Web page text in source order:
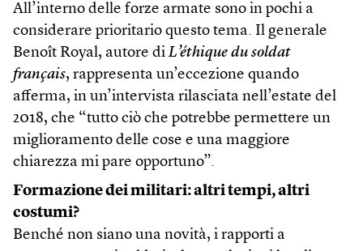
All’interno delle forze armate sono in pochi a
considerare prioritario questo tema. Il generale
Benoît Royal, autore di L’éthique du soldat
français, rappresenta un’eccezione quando
afferma, in un’intervista rilasciata nell’estate del
2018, che “tutto ciò che potrebbe permettere un
miglioramento delle cose e una maggiore
chiarezza mi pare opportuno”.
Formazione dei militari: altri tempi, altri
costumi?
Benché non siano una novità, i rapporti a